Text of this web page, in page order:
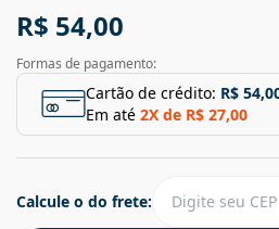
R$ 54,00
Formas de pagamento:
Cartão de crédito: R$
Em até 2X de R$ 27,00
Calcule o do frete: